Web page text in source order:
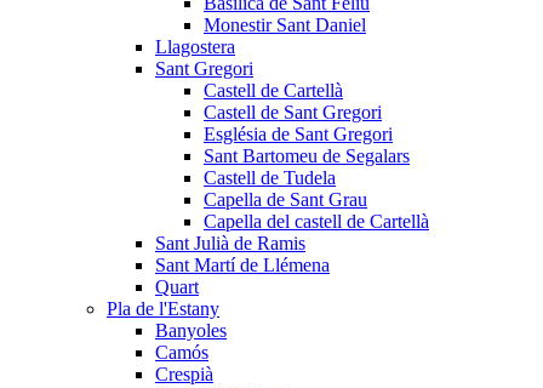
Monestir Sant Daniel
Llagostera
Sant Gregori
Castell de Cartellà
Castell de Sant Gregori
Església de Sant Gregori
Sant Bartomeu de Segalars
Castell de Tudela
Capella de Sant Grau
Capella del castell de Cartellà
Sant Julià de Ramis
Sant Martí de Llémena
Quart
Pla de l'Estany
Banyoles
Camós
Crespià